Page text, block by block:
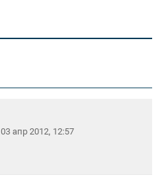
03 апр 2012, 12:57